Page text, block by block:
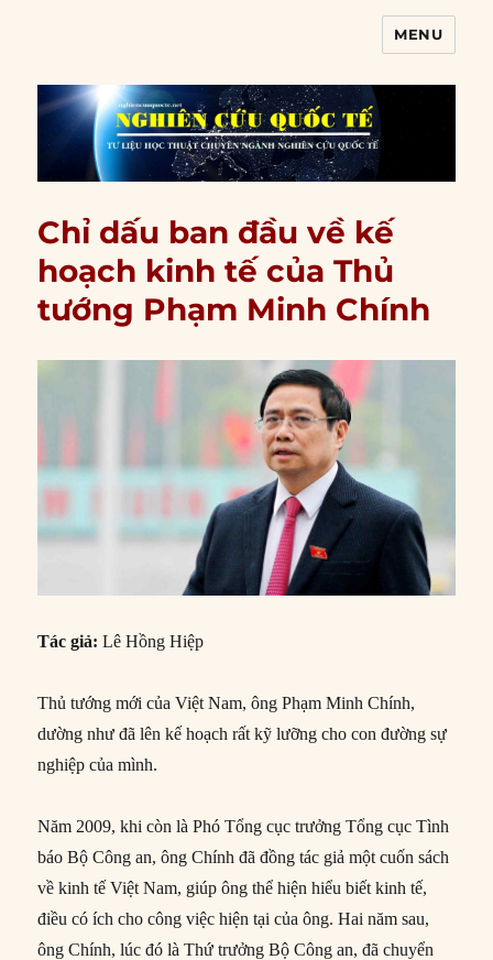
MENU
Chỉ dấu ban đầu về kế
hoạch kinh tế của Thủ
tướng Phạm Minh Chính
Tác giả:Lê Hồng Hiệp
Thủ tướng mới của Việt Nam, ông Phạm Minh Chính,
dường như đã lên kế hoạch rất kỹ lưỡng cho con đường sự
nghiệp của mình.
Năm 2009, khi còn là Phó Tổng cục trưởng Tổng cục Tình
báo Bộ Công an, ông Chính đã đồng tác giả một cuốn sách
về kinh tế Việt Nam, giúp ông thể hiện hiểu biết kinh tế,
điều có ích cho công việc hiện tại của ông. Hai năm sau,
ông Chính, lúc đó là Thứ trưởng Bộ Công an, đã chuyển